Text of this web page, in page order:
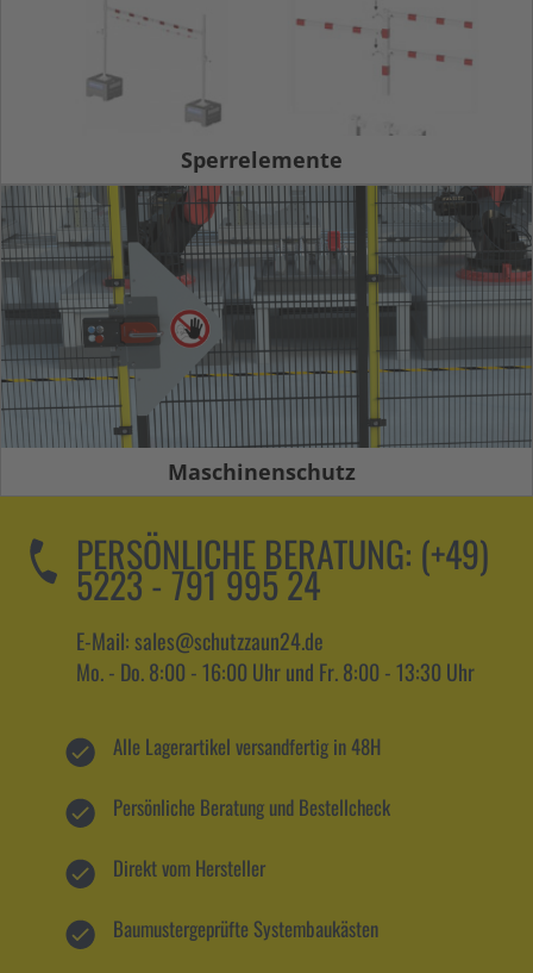
Sperrelemente
Maschinenschutz
PERSÖNLICHE BERATUNG: (+49)
5223 - 791 995 24
E-Mail: sales@schutzzaun24.de
Mo. - Do. 8:00 - 16:00 Uhr und Fr. 8:00 - 13:30 Uhr
Alle Lagerartikel versandfertig in 48H
Persönliche Beratung und Bestellcheck
Direkt vom Hersteller
Baumustergeprüfte Systembaukästen